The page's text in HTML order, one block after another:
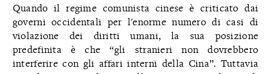
Quando il regime comunista cinese è criticato dai
governi occidentali per l'enorme numero di casi di
violazione dei diritti umani, la sua posizione
predefinita è che “gli stranieri non dovrebbero
interferire con gli affari interni della Cina”. Tuttavia